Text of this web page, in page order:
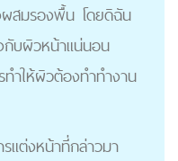
ผสมรองพื้น โดยดิฉัน
กับผิวหน้าแน่นอน
ทำให้ผิวต้องทำทำงาน
แต่งหน้าที่กล่าวมา